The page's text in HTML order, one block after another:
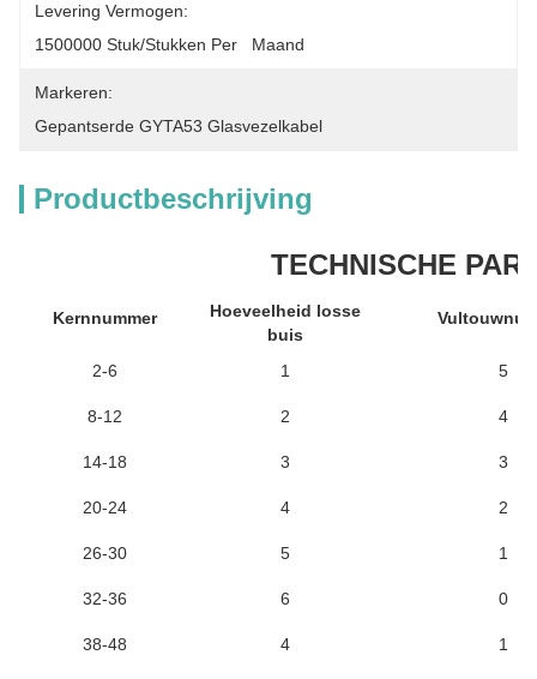
Levering Vermogen:
1500000 Stuk/Stukken Per   Maand
Markeren:
Gepantserde GYTA53 Glasvezelkabel
Productbeschrijving
TECHNISCHE
Kernnummer
Hoeveelheid losse
buis
2-6 1 5
8-12 2 4
14-18 3 3
20-24 4 2
26-30 5 1
32-36 6 0
38-48 4 1